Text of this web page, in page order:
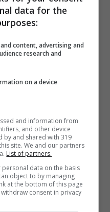
tuo (miao!)Io
amiche nel
la pena
e l’effetto
data for the
content, advertising and
research and
on a device
and information from
and other device
by and shared with 319
site. We and our partners
List of partners.
data on the basis
object to by managing
at the bottom of this page
consent in privacy